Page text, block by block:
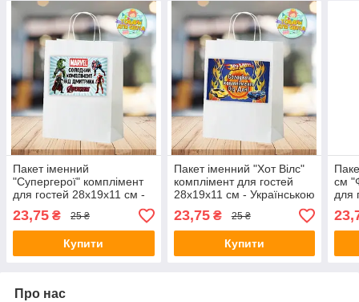
Пакет іменний
"Супергерої" комплімент
для гостей 28х19х11 см -
Українською
23,75 ₴ 25 ₴
Купити
Пакет іменний "Хот Вілс"
комплімент для гостей
28х19х11 см - Українською
23,75₴ 25 ₴
Купити
см
для
Про нас